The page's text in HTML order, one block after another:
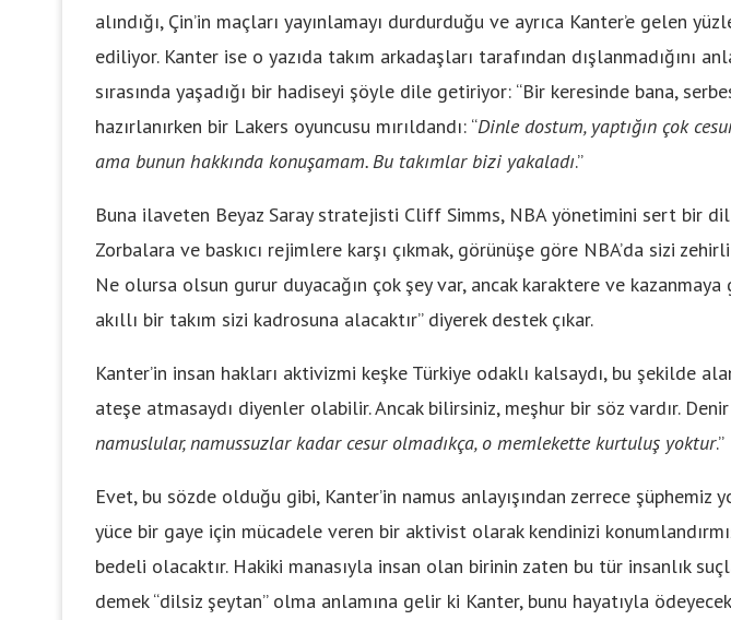
alındığı, Çin’in maçları yayınlamayı durdurduğu ve ayrıca Kanter’e gelen
ediliyor. Kanter ise o yazıda takım arkadaşları tarafından dışlanmadığını
sırasında yaşadığı bir hadiseyi şöyle dile getiriyor: “Bir keresinde bana,
hazırlanırken bir Lakers oyuncusu mırıldandı: “Dinle dostum, yaptığın çok
ama bunun hakkında konuşamam. Bu takımlar bizi yakaladı.”
Buna ilaveten Beyaz Saray stratejisti Cliff Simms, NBA yönetimini sert bir
Zorbalara ve baskıcı rejimlere karşı çıkmak, görünüşe göre NBA’da sizi
Ne olursa olsun gurur duyacağın çok şey var, ancak karaktere ve
akıllı bir takım sizi kadrosuna alacaktır” diyerek destek çıkar.
Kanter’in insan hakları aktivizmi keşke Türkiye odaklı kalsaydı, bu şekilde
ateşe atmasaydı diyenler olabilir. Ancak bilirsiniz, meşhur bir söz vardır. Denir
namuslular, namussuzlar kadar cesur olmadıkça, o memlekette kurtuluş yoktur.”
Evet, bu sözde olduğu gibi, Kanter’in namus anlayışından zerrece şüphemiz
yüce bir gaye için mücadele veren bir aktivist olarak kendinizi
bedeli olacaktır. Hakiki manasıyla insan olan birinin zaten bu tür insanlık
demek “dilsiz şeytan” olma anlamına gelir ki Kanter, bunu hayatıyla